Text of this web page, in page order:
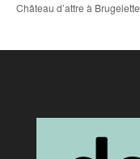
Château d’attre à Brugelette